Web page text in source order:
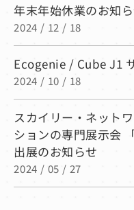
年末年始休業のお知
2024 / 12 / 18
Ecogenie / Cube J1
2024 / 10 / 18
スカイリー・ネット
ションの専門展示会
出展のお知らせ
2024 / 05 / 27